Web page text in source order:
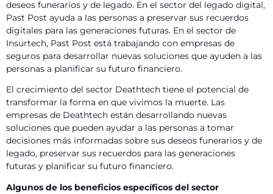
deseos funerarios y de legado. En el sector del legado digital,
Past Post ayuda a las personas a preservar sus recuerdos
digitales para las generaciones futuras. En el sector de
Insurtech, Past Post está trabajando con empresas de
seguros para desarrollar nuevas soluciones que ayuden a las
personas a planificar su futuro financiero.
El crecimiento del sector Deathtech tiene el potencial de
transformar la forma en que vivimos la muerte. Las
empresas de Deathtech están desarrollando nuevas
soluciones que pueden ayudar a las personas a tomar
decisiones más informadas sobre sus deseos funerarios y de
legado, preservar sus recuerdos para las generaciones
futuras y planificar su futuro financiero.
Algunos de los beneficios específicos del sector